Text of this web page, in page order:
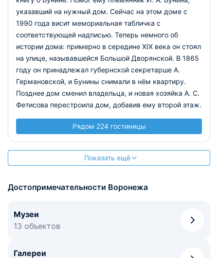
указавший на нужный дом. Сейчас на этом доме с
1990 года висит мемориальная табличка с
соответствующей надписью. Теперь немного об
истории дома: примерно в середине XIX века он стоял
на улице, называвшейся Большой Дворянской. В 1865
году он принадлежал губернской секретарше А.
Германовской, и Бунины снимали в нём квартиру.
Позднее дом сменил владельца, и новая хозяйка А. С.
Фетисова перестроила дом, добавив ему второй этаж.
Рядом 224 гостиницы
Показать ещё
Достопримечательности Воронежа
Музеи
13 объектов
Галереи